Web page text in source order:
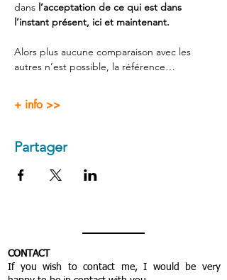
dans l’acceptation de ce qui est dans
l’instant présent, ici et maintenant.
Alors plus aucune comparaison avec les
autres n’est possible, la référence…
+ info >>
Partager
CONTACT
If you wish to contact me, I would be very